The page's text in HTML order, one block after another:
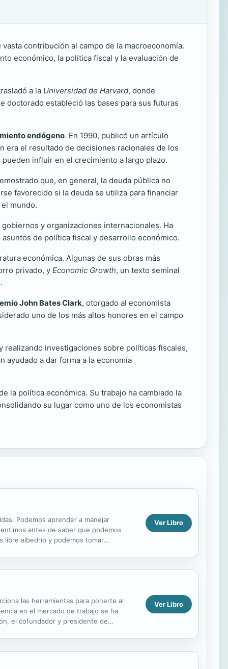
contribución al campo de la macroeconomía.
económico, la política fiscal y la evaluación de
a la Universidad de Harvard, donde
doctorado estableció las bases para sus futuras
endógeno. En 1990, publicó un artículo
era el resultado de decisiones racionales de los
influir en el crecimiento a largo plazo.
que, en general, la deuda pública no
favorecido si la deuda se utiliza para financiar
mundo.
y organizaciones internacionales. Ha
de política fiscal y desarrollo económico.
económica. Algunas de sus obras más
privado, y Economic Growth, un texto seminal
John Bates Clark, otorgado al economista
uno de los más altos honores en el campo
realizando investigaciones sobre políticas fiscales,
ayudado a dar forma a la economía
la política económica. Su trabajo ha cambiado la
su lugar como uno de los economistas
Podemos aprender a manejar
antes de saber que podemos
libre albedrío y podemos tomar
Ver Libro
las herramientas para ponerte al
en el mercado de trabajo se ha
el cofundador y presidente de
Ver Libro